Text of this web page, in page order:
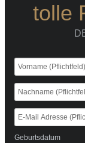
tolle
Geburtsdatum